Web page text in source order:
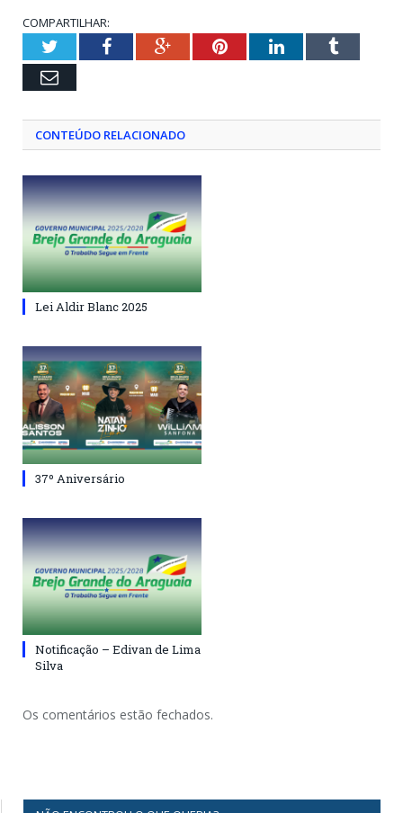
COMPARTILHAR:
TwitterFacebookGoogle+PinterestLinkedInTumblr
Email
CONTEÚDO RELACIONADO
Lei Aldir Blanc 2025
37º Aniversário
Notificação – Edivan de Lima
Silva
Os comentários estão fechados.